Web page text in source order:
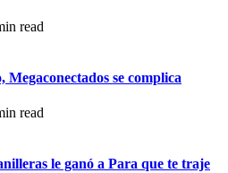
read
se complica
read
le ganó a Para que te traje